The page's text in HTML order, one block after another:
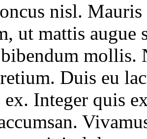
nisl.
ut mattis augue
mollis.
Duis eu
Integer quis